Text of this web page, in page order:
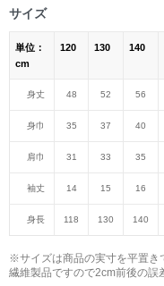
サイズ
単位：
cm
120 130 140
身丈 48 52 56
身巾 35 37 40
肩巾 31 33 35
袖丈 14 15 16
身長 118 130 140
※サイズは商品の実寸を平置き
繊維製品ですので2cm前後の誤